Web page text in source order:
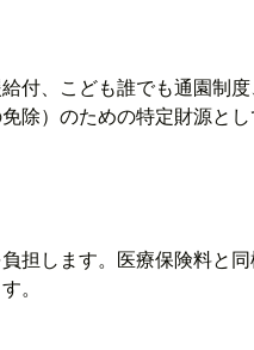
付、こども誰でも通園制
除）のための特定財源と
担します。医療保険料と
。